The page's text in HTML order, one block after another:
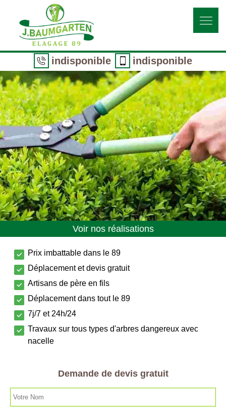
indisponible indisponible
Voir nos réalisations
Prix imbattable dans le 89
Déplacement et devis gratuit
Artisans de père en fils
Déplacement dans tout le 89
7j/7 et 24h/24
Travaux sur tous types d'arbres dangereux avec
nacelle
Demande de devis gratuit